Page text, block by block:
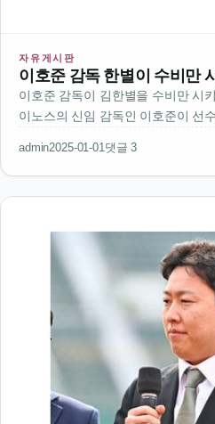
자유게시판
이호준 감독 한별이 수비만
이호준 감독이 김한별을 수비만 시
이노스의 신임 감독인 이호준이 선
은 하루 종일 배팅만 칠 것이다라고
능력보다 수비에 …
admin2025-01-01 댓글 3